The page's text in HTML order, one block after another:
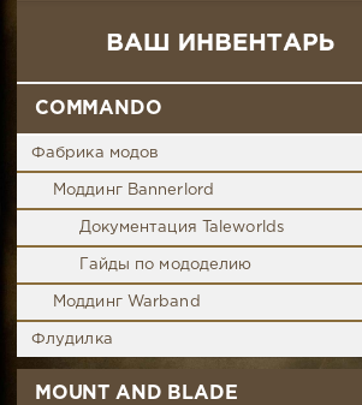
COMMANDO
Фабрика модов
Моддинг Bannerlord
Документация Taleworlds
Гайды по мододелию
Моддинг Warband
Флудилка
MOUNT AND BLADE